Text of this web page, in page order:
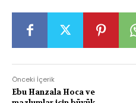
Önceki İçerik
Ebu Hanzala Hoca ve